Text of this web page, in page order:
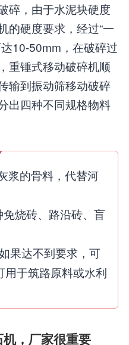
碎，由于水泥块硬度
的硬度要求，经过“一
10-50mm，在破碎过
重锤式移动破碎机顺
输到振动筛移动破碎
出四种不同规格物料
浆的骨料，代替河
烧砖、路沿砖、盲
果达不到要求，可
于筑路原料或水利
，厂家很重要